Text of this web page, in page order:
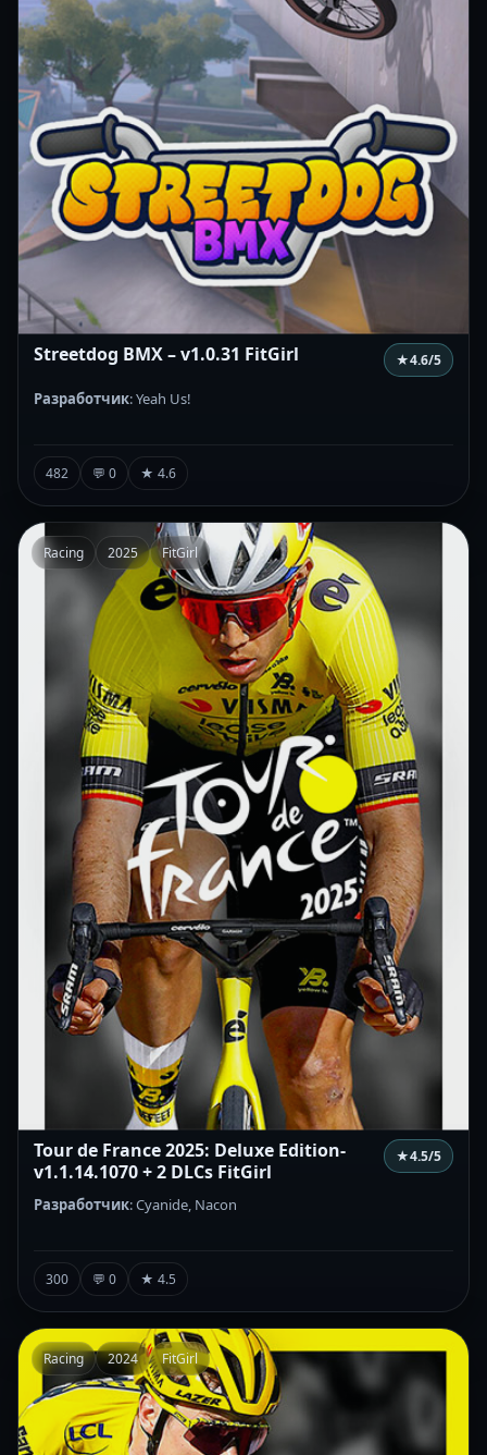
Streetdog BMX – v1.0.31 FitGirl ★4.6/5
Разработчик: Yeah Us!
482 💬 0 ★ 4.6
Racing 2025 FitGirl
Tour de France 2025: Deluxe Edition-
v1.1.14.1070 + 2 DLCs FitGirl
★4.5/5
Разработчик: Cyanide, Nacon
300 💬 0 ★ 4.5
Racing 2024 FitGirl